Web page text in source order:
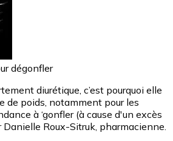
dégonfler
diurétique, c’est pourquoi elle
de poids, notamment pour les
à ‘gonfler (à cause d'un excès
Danielle Roux-Sitruk, pharmacienne.